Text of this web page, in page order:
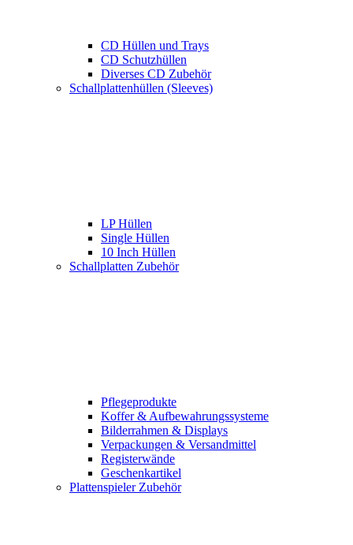
CD Hüllen und Trays
CD Schutzhüllen
Diverses CD Zubehör
Schallplattenhüllen (Sleeves)
LP Hüllen
Single Hüllen
10 Inch Hüllen
Schallplatten Zubehör
Pflegeprodukte
Koffer & Aufbewahrungssysteme
Bilderrahmen & Displays
Verpackungen & Versandmittel
Registerwände
Geschenkartikel
Plattenspieler Zubehör